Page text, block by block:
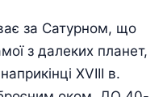
за Сатурном, що
з далеких планет,
XVIII в.